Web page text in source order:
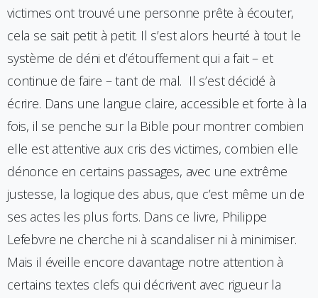
victimes ont trouvé une personne prête à écouter,
cela se sait petit à petit. Il s’est alors heurté à tout le
système de déni et d’étouffement qui a fait – et
continue de faire – tant de mal. Il s’est décidé à
écrire. Dans une langue claire, accessible et forte à la
fois, il se penche sur la Bible pour montrer combien
elle est attentive aux cris des victimes, combien elle
dénonce en certains passages, avec une extrême
justesse, la logique des abus, que c’est même un de
ses actes les plus forts. Dans ce livre, Philippe
Lefebvre ne cherche ni à scandaliser ni à minimiser.
Mais il éveille encore davantage notre attention à
certains textes clefs qui décrivent avec rigueur la